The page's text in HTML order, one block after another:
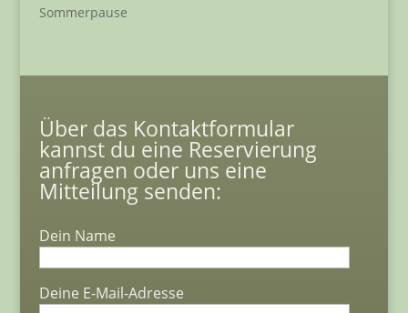
Sommerpause
Über das Kontaktformular
kannst du eine Reservierung
anfragen oder uns eine
Mitteilung senden:
Dein Name
Deine E-Mail-Adresse